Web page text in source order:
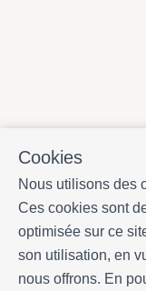
Cookies
Nous utilisons des
Ces cookies sont
optimisée sur ce
son utilisation, en
nous offrons. En